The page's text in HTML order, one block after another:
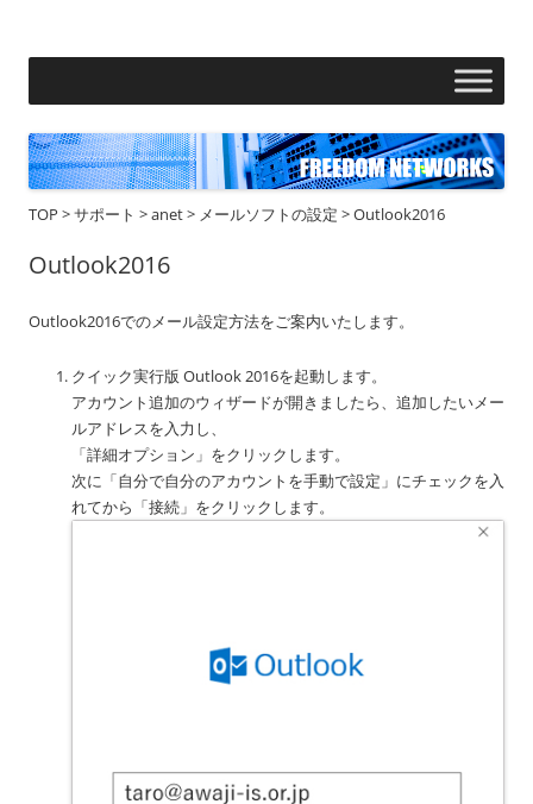
コ
ン
へ
ス
キ
ッ
TOP >サポート >anet> メールソフトの設定 >Outlook2016
Outlook2016
Outlook2016でのメール設定方法をご案内いたします。
クイック実行版 Outlook 2016を起動します。
アカウント追加のウィザードが開きましたら、追加したいメー
ルアドレスを入力し、
「詳細オプション」をクリックします。
次に「自分で自分のアカウントを手動で設定」にチェックを入
れてから「接続」をクリックします。